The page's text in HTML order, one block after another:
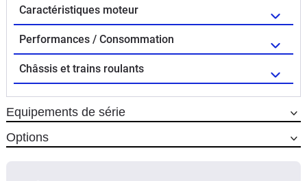
Caractéristiques moteur
Performances / Consommation
Châssis et trains roulants
Equipements de série
Options